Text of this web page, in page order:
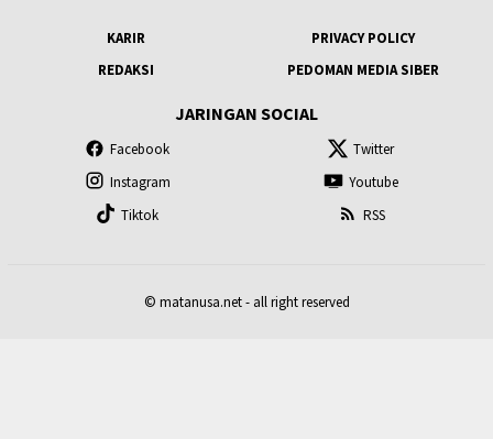
KARIR
PRIVACY POLICY
REDAKSI
PEDOMAN MEDIA SIBER
JARINGAN SOCIAL
Facebook
Twitter
Instagram
Youtube
Tiktok
RSS
© matanusa.net - all right reserved